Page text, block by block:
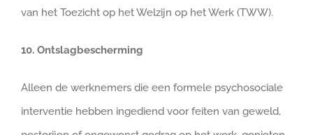
van het Toezicht op het Welzijn op het Werk (TWW).
10. Ontslagbescherming
Alleen de werknemers die een formele psychosociale
interventie hebben ingediend voor feiten van geweld,